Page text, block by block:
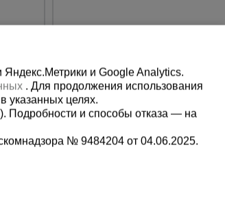
и Google Analytics.
. Для продолжения использования
указанных целях.
Подробности и способы отказа — на
№ 9484204 от 04.06.2025.